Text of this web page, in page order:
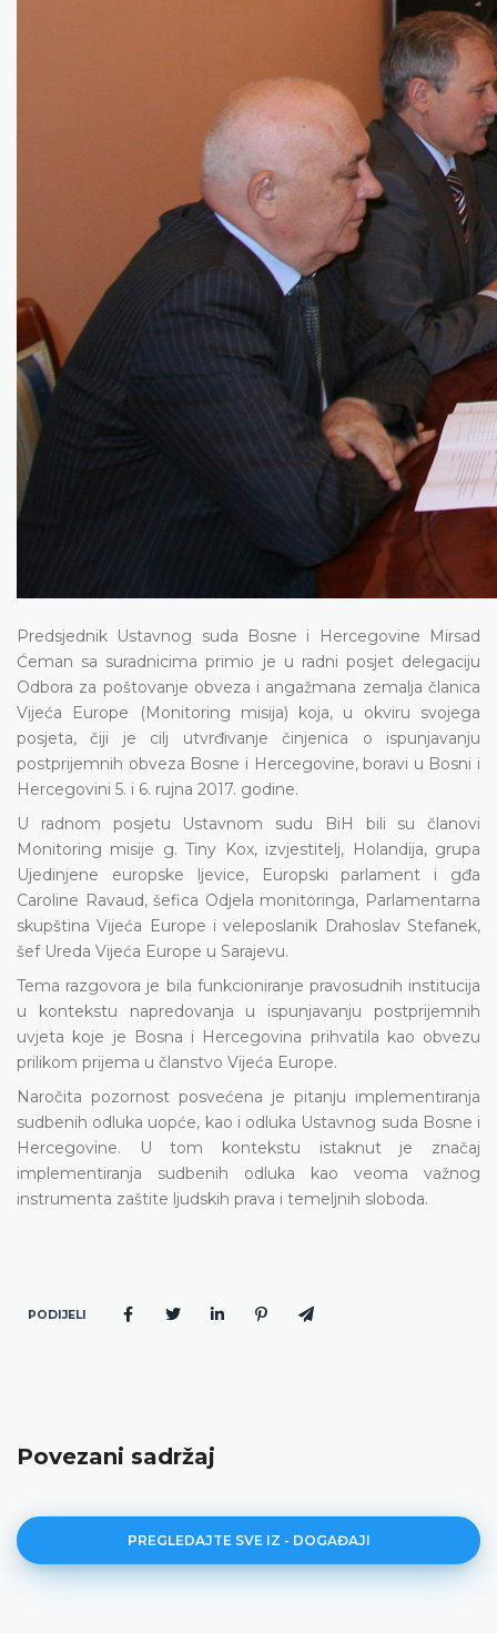
Predsjednik Ustavnog suda Bosne i Hercegovine Mirsad
Ćeman sa suradnicima primio je u radni posjet delegaciju
Odbora za poštovanje obveza i angažmana zemalja članica
Vijeća Europe (Monitoring misija) koja, u okviru svojega
posjeta, čiji je cilj utvrđivanje činjenica o ispunjavanju
postprijemnih obveza Bosne i Hercegovine, boravi u Bosni i
Hercegovini 5. i 6. rujna 2017. godine.
U radnom posjetu Ustavnom sudu BiH bili su članovi
Monitoring misije g. Tiny Kox, izvjestitelj, Holandija, grupa
Ujedinjene europske ljevice, Europski parlament i gđa
Caroline Ravaud, šefica Odjela monitoringa, Parlamentarna
skupština Vijeća Europe i veleposlanik Drahoslav Stefanek,
šef Ureda Vijeća Europe u Sarajevu.
Tema razgovora je bila funkcioniranje pravosudnih institucija
u kontekstu napredovanja u ispunjavanju postprijemnih
uvjeta koje je Bosna i Hercegovina prihvatila kao obvezu
prilikom prijema u članstvo Vijeća Europe.
Naročita pozornost posvećena je pitanju implementiranja
sudbenih odluka uopće, kao i odluka Ustavnog suda Bosne i
Hercegovine. U tom kontekstu istaknut je značaj
implementiranja sudbenih odluka kao veoma važnog
instrumenta zaštite ljudskih prava i temeljnih sloboda.
PODIJELI
Povezani sadržaj
PREGLEDAJTE SVE IZ - DOGAĐAJI